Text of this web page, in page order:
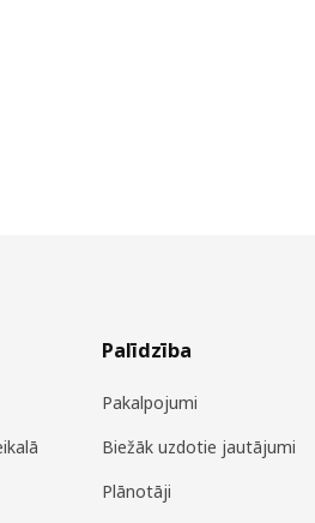
Palīdzība
Pakalpojumi
Biežāk uzdotie jautājumi
Plānotāji